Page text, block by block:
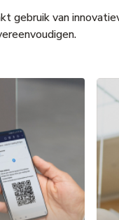
gebruik van